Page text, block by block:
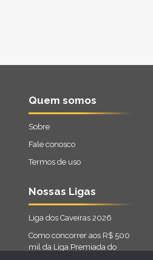
Quem somos
Sobre
Fale conosco
Termos de uso
Nossas Ligas
Liga dos Caveiras 2026
Como concorrer aos R$ 500
mil da Liga Premiada do